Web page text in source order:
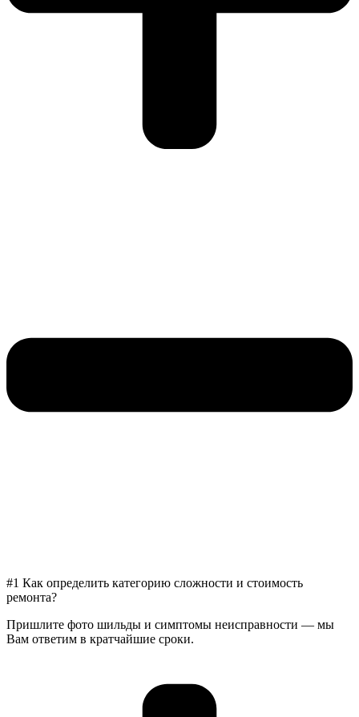
#1 Как определить категорию сложности и стоимость
ремонта?
Пришлите фото шильды и симптомы неисправности — мы
Вам ответим в кратчайшие сроки.